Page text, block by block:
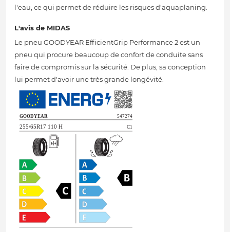
l'eau, ce qui permet de réduire les risques d'aquaplaning.
L'avis de MIDAS
Le pneu GOODYEAR EfficientGrip Performance 2 est un
pneu qui procure beaucoup de confort de conduite sans
faire de compromis sur la sécurité. De plus, sa conception
lui permet d'avoir une très grande longévité.